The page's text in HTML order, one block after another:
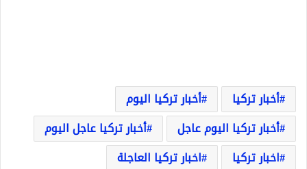
أخبار تركيا
أخبار تركيا اليوم
أخبار تركيا اليوم عاجل
أخبار تركيا عاجل اليوم
اخبار تركيا
اخبار تركيا العاجلة